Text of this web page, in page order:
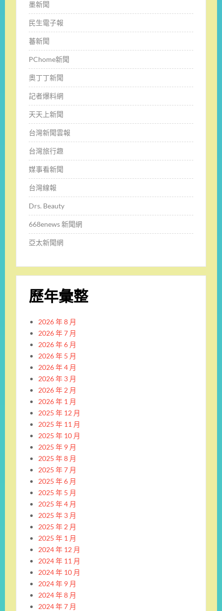
墨新聞
民生電子報
蕃新聞
PChome新聞
奧丁丁新聞
記者爆料網
天天上新聞
台灣新聞雲報
台灣旅行趣
媒事看新聞
台灣線報
Drs. Beauty
668enews 新聞網
亞太新聞網
歷年彙整
2026 年 8 月
2026 年 7 月
2026 年 6 月
2026 年 5 月
2026 年 4 月
2026 年 3 月
2026 年 2 月
2026 年 1 月
2025 年 12 月
2025 年 11 月
2025 年 10 月
2025 年 9 月
2025 年 8 月
2025 年 7 月
2025 年 6 月
2025 年 5 月
2025 年 4 月
2025 年 3 月
2025 年 2 月
2025 年 1 月
2024 年 12 月
2024 年 11 月
2024 年 10 月
2024 年 9 月
2024 年 8 月
2024 年 7 月